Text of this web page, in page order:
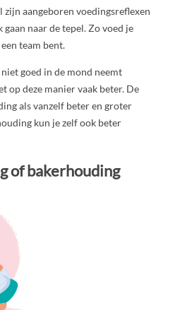
zijn aangeboren voedingsreflexen
gaan naar de tepel. Zo voed je
team bent.
goed in de mond neemt
op deze manier vaak beter. De
als vanzelf beter en groter
kun je zelf ook beter
of bakerhouding